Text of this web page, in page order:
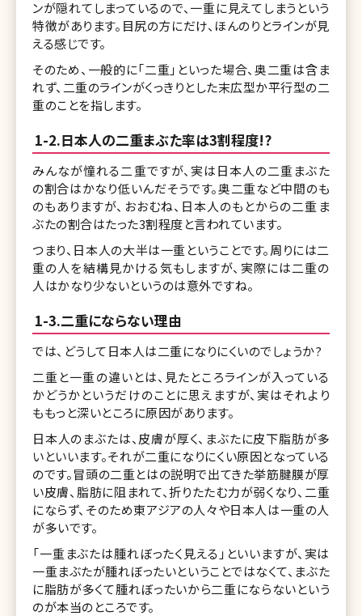
ンが隠れてしまっているので、一重に見えてしまうという
特徴があります。目尻の方にだけ、ほんのりとラインが見
える感じです。
そのため、一般的に「二重」といった場合、奥二重は含ま
れず、二重のラインがくっきりとした末広型か平行型の二
重のことを指します。
1-2.日本人の二重まぶた率は3割程度!?
みんなが憧れる二重ですが、実は日本人の二重まぶた
の割合はかなり低いんだそうです。奥二重など中間のも
のもありますが、おおむね、日本人のもとからの二重ま
ぶたの割合はたった3割程度と言われています。
つまり、日本人の大半は一重ということです。周りには二
重の人を結構見かける気もしますが、実際には二重の
人はかなり少ないというのは意外ですね。
1-3.二重にならない理由
では、どうして日本人は二重になりにくいのでしょうか?
二重と一重の違いとは、見たところラインが入っている
かどうかというだけのことに思えますが、実はそれより
ももっと深いところに原因があります。
日本人のまぶたは、皮膚が厚く、まぶたに皮下脂肪が多
いといいます。それが二重になりにくい原因となっている
のです。冒頭の二重とはの説明で出てきた挙筋腱膜が厚
い皮膚、脂肪に阻まれて、折りたたむ力が弱くなり、二重
にならず、そのため東アジアの人々や日本人は一重の人
が多いです。
「一重まぶたは腫れぼったく見える」といいますが、実は
一重まぶたが腫れぼったいということではなくて、まぶた
に脂肪が多くて腫れぼったいから二重にならないという
のが本当のところです。